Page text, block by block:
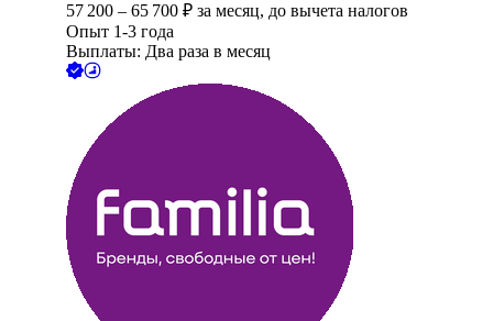
57 200 – 65 700 ₽ за месяц, до вычета налогов
Опыт 1-3 года
Выплаты: Два раза в месяц